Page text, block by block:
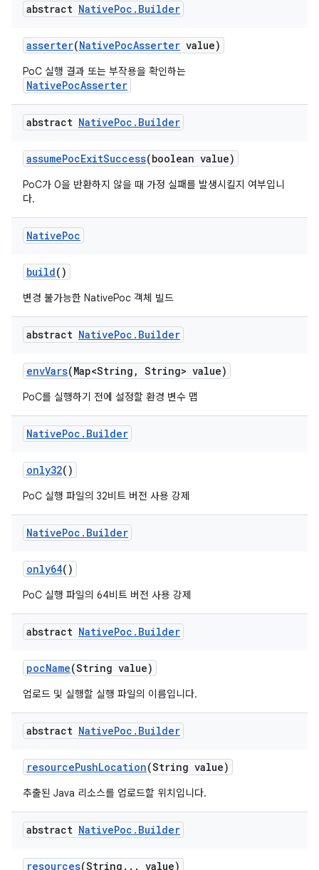
abstract NativePoc . Builder
asserter(NativePocAsserter value)
PoC 실행 결과 또는 부작용을 확인하는
NativePocAsserter
abstract NativePoc . Builder
assumePocExitSuccess(boolean value)
PoC가 0을 반환하지 않을 때 가정 실패를 발생시킬지 여부입니
다.
NativePoc
build()
변경 불가능한 NativePoc 객체 빌드
abstract NativePoc . Builder
envVars(Map<String , String> value)
PoC를 실행하기 전에 설정할 환경 변수 맵
NativePoc . Builder
only32()
PoC 실행 파일의 32비트 버전 사용 강제
NativePoc . Builder
only64()
PoC 실행 파일의 64비트 버전 사용 강제
abstract NativePoc . Builder
pocName(String value)
업로드 및 실행할 실행 파일의 이름입니다.
abstract NativePoc . Builder
resourcePushLocation(String value)
추출된 Java 리소스를 업로드할 위치입니다.
abstract NativePoc . Builder
resources(String . . . value)